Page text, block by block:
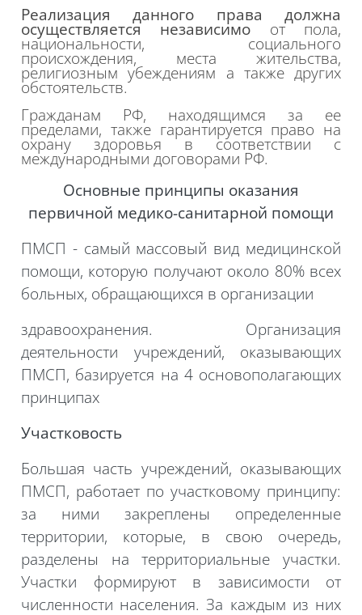
Реализация данного права должна
осуществляется независимо от пола,
национальности, социального
происхождения, места жительства,
религиознымубеждениям а также других
обстоятельств.
Гражданам РФ, находящимся за ее
пределами, также гарантируется право на
охрану здоровья в соответствии с
международными договорами РФ.
Основные принципы оказания
первичной медико-санитарной помощи
ПМСП - самый массовый вид медицинской
помощи, которую получают около 80% всех
больных, обращающихся в организации
здравоохранения. Организация
деятельности учреждений, оказывающих
ПМСП, базируется на 4 основополагающих
принципах
Участковость
Большая часть учреждений, оказывающих
ПМСП, работает по участковому принципу:
за ними закреплены определенные
территории, которые, в свою очередь,
разделены на территориальные участки.
Участки формируют в зависимости от
численности населения. За каждым из них